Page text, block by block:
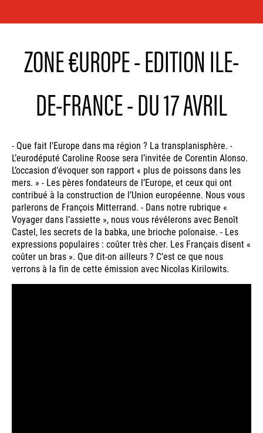
ZONE €UROPE - EDITION ILE-
DE-FRANCE - DU 17 AVRIL
- Que fait l'Europe dans ma région ? La transplanisphère. -
L’eurodéputé Caroline Roose sera l’invitée de Corentin Alonso.
L’occasion d’évoquer son rapport « plus de poissons dans les
mers. » - Les pères fondateurs de l’Europe, et ceux qui ont
contribué à la construction de l’Union européenne. Nous vous
parlerons de François Mitterrand. - Dans notre rubrique «
Voyager dans l’assiette », nous vous révélerons avec Benoît
Castel, les secrets de la babka, une brioche polonaise. - Les
expressions populaires : coûter très cher. Les Français disent «
coûter un bras ». Que dit-on ailleurs ? C’est ce que nous
verrons à la fin de cette émission avec Nicolas Kirilowits.